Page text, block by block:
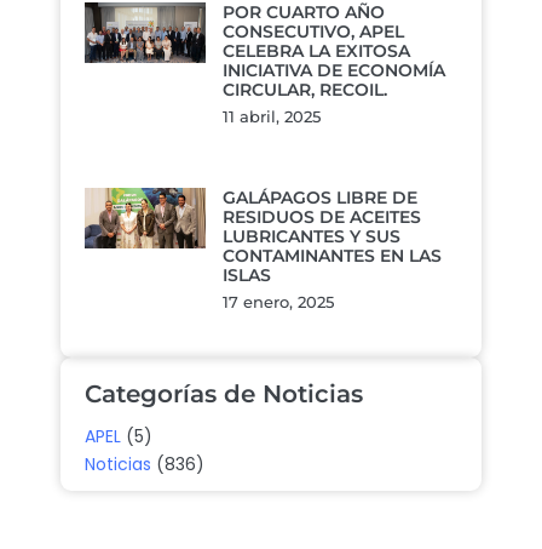
POR CUARTO AÑO
CONSECUTIVO, APEL
CELEBRA LA EXITOSA
INICIATIVA DE ECONOMÍA
CIRCULAR, RECOIL.
11 abril, 2025
GALÁPAGOS LIBRE DE
RESIDUOS DE ACEITES
LUBRICANTES Y SUS
CONTAMINANTES EN LAS
ISLAS
17 enero, 2025
Categorías de Noticias
APEL (5)
Noticias (836)